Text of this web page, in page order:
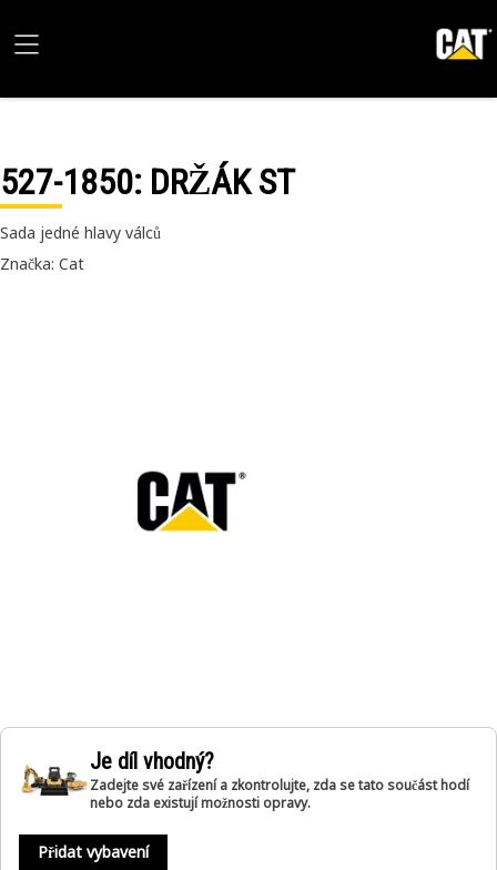
527-1850: DRŽÁK ST
Sada jedné hlavy válců
Značka: Cat
Je díl vhodný?
Zadejte své zařízení a zkontrolujte, zda se tato součást hodí
nebo zda existují možnosti opravy.
Přidat vybavení